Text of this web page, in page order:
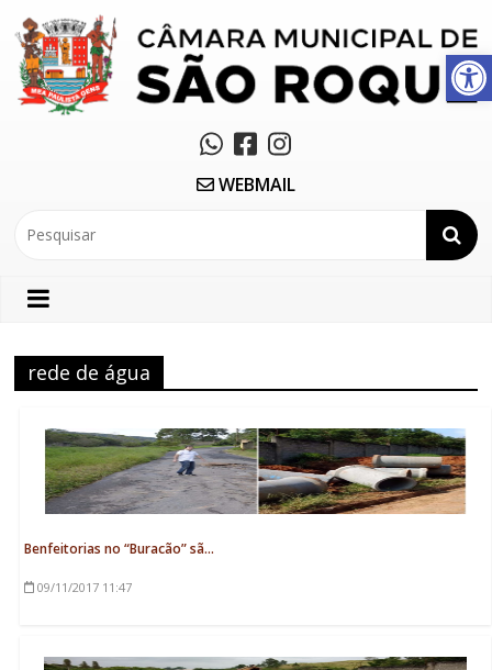
Abrir a barra de ferramentas
WEBMAIL
rede de água
Benfeitorias no “Buracão” sã...
09/11/2017 11:47